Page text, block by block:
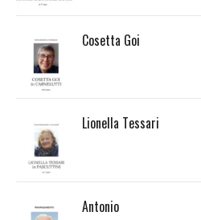
Cosetta Goi
Lionella Tessari
Antonio